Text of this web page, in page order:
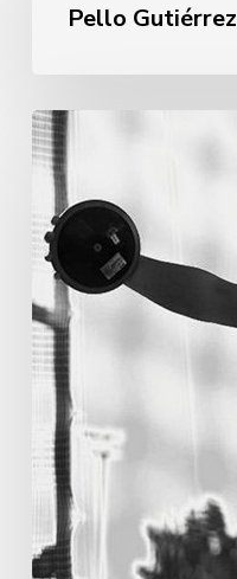
Pello Gutiérrez
Andrea
Martínez
Murillo